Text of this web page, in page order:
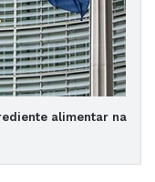
alimentar na